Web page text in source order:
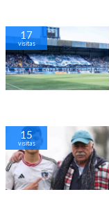
17
visitas
15
visitas